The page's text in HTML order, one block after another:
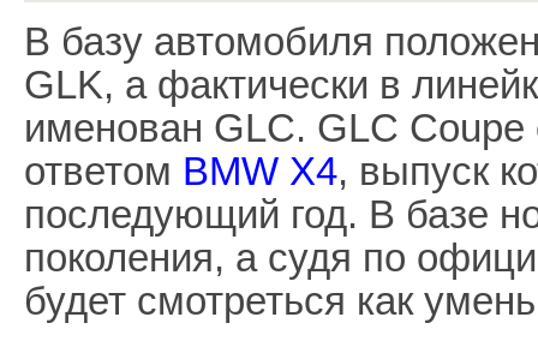
В базу автомобиля
GLK, а фактически в
именован GLC. GLC Coupe
ответом BMW X4, выпуск
последующий год. В базе
поколения, а судя по
будет смотреться как